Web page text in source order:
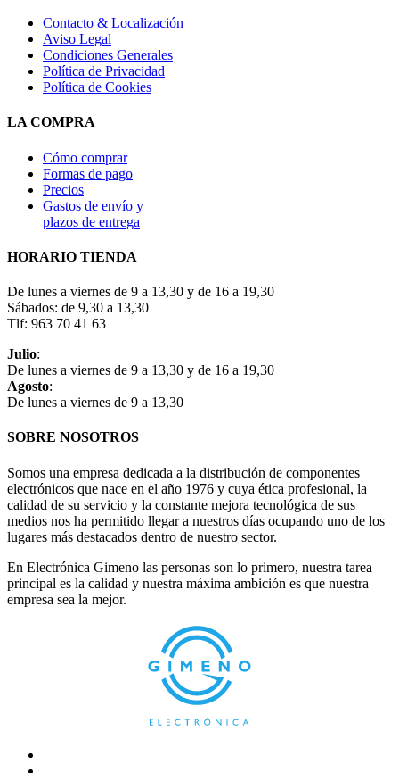
Contacto & Localización
Aviso Legal
Condiciones Generales
Política de Privacidad
Política de Cookies
LA COMPRA
Cómo comprar
Formas de pago
Precios
Gastos de envío y
plazos de entrega
HORARIO TIENDA
De lunes a viernes de 9 a 13,30 y de 16 a 19,30
Sábados: de 9,30 a 13,30
Tlf: 963 70 41 63
Julio:
De lunes a viernes de 9 a 13,30 y de 16 a 19,30
Agosto:
De lunes a viernes de 9 a 13,30
SOBRE NOSOTROS
Somos una empresa dedicada a la distribución de componentes
electrónicos que nace en el año 1976 y cuya ética profesional, la
calidad de su servicio y la constante mejora tecnológica de sus
medios nos ha permitido llegar a nuestros días ocupando uno de los
lugares más destacados dentro de nuestro sector.
En Electrónica Gimeno las personas son lo primero, nuestra tarea
principal es la calidad y nuestra máxima ambición es que nuestra
empresa sea la mejor.